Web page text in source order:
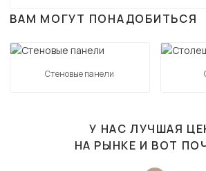
ВАМ МОГУТ ПОНАДОБИТЬСЯ
Стеновые панели
У НАС ЛУЧШАЯ
НА РЫНКЕ И ВОТ